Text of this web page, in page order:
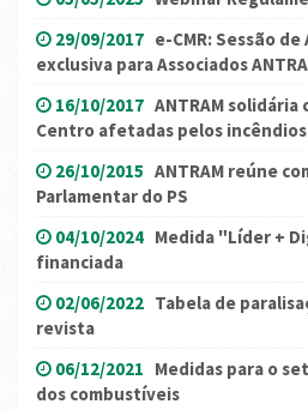
29/09/2017 e-CMR: Sessão
exclusiva para Associados
16/10/2017 ANTRAM solidária
Centro afetadas pelos incêndios
26/10/2015 ANTRAM reúne
Parlamentar do PS
04/10/2024 Medida "Líder +
financiada
02/06/2022 Tabela de
revista
06/12/2021 Medidas para o
dos combustíveis